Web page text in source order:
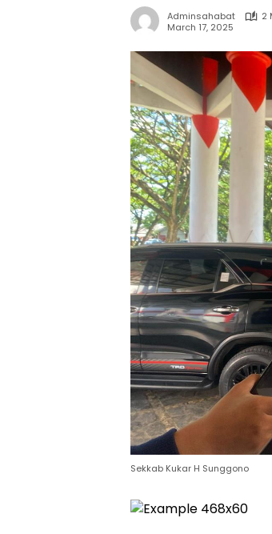
Adminsahabat
2
March 17, 2025
Sekkab Kukar H Sunggono